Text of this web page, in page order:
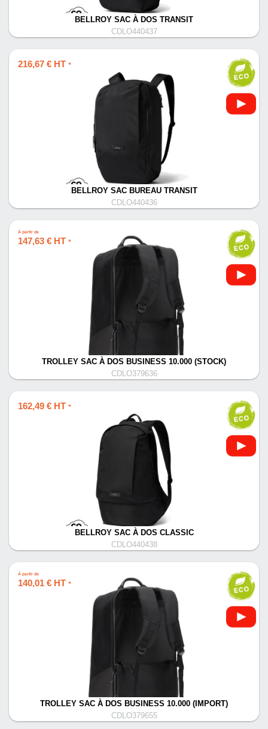
BELLROY SAC À DOS TRANSIT
CDLO440437
216,67 € HT *
BELLROY SAC BUREAU TRANSIT
CDLO440436
À partir de
147,63 € HT *
TROLLEY SAC À DOS BUSINESS 10.000 (STOCK)
CDLO379636
162,49 € HT *
BELLROY SAC À DOS CLASSIC
CDLO440438
À partir de
140,01 € HT *
TROLLEY SAC À DOS BUSINESS 10.000 (IMPORT)
CDLO379655